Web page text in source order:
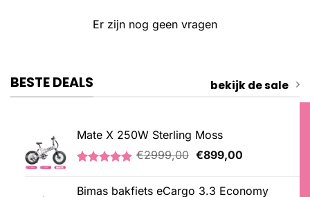
Er zijn nog geen vragen
BESTE DEALS bekijk de sale
Mate X 250W Sterling Moss
€2999,00 Oorspronkelijke
€899,00Huidige
Bimas bakfiets eCargo 3.3 Economy